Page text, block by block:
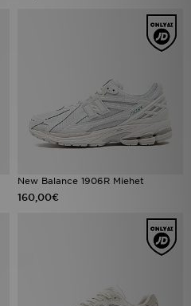
New Balance 1906R Miehet
160,00€